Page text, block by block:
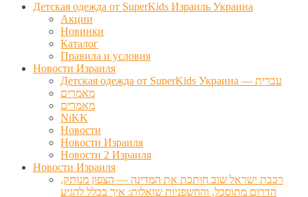
Детская одежда от SuperKids Израиль Украина
Акции
Новинки
Каталог
Правила и условия
Новости Израиля
Детская одежда от SuperKids Украина — עברית
מאמרים
מאמרים
NiKK
Новости
Новости Израиля
Новости 2 Израиля
Новости Израиля
רכבת ישראל שוב חותכת את המדינה — הצפון מנותק,
הדרום מתוסכל, והחשפניות שואלות: איך בכלל להגיע